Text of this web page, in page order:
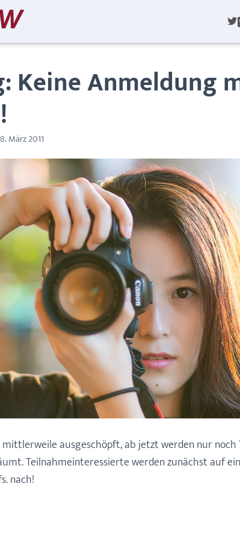
Keine Anmeldung
8. März 2011
mittlerweile ausgeschöpft, ab jetzt werden nur
Teilnahmeinteressierte werden zunächst auf
nach!